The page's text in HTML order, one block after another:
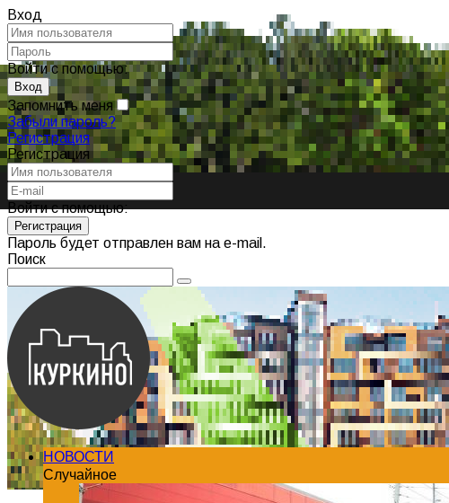
Вход
Войти с помощью:
Запомнить меня
Забыли пароль?
Регистрация
Регистрация
Войти с помощью:
Пароль будет отправлен вам на e-mail.
Поиск
НОВОСТИ
Случайное